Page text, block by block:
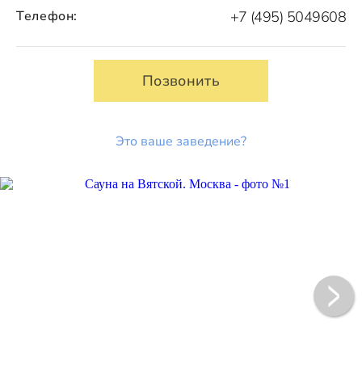
Телефон: +7 (495) 5049608
Позвонить
Это ваше заведение?